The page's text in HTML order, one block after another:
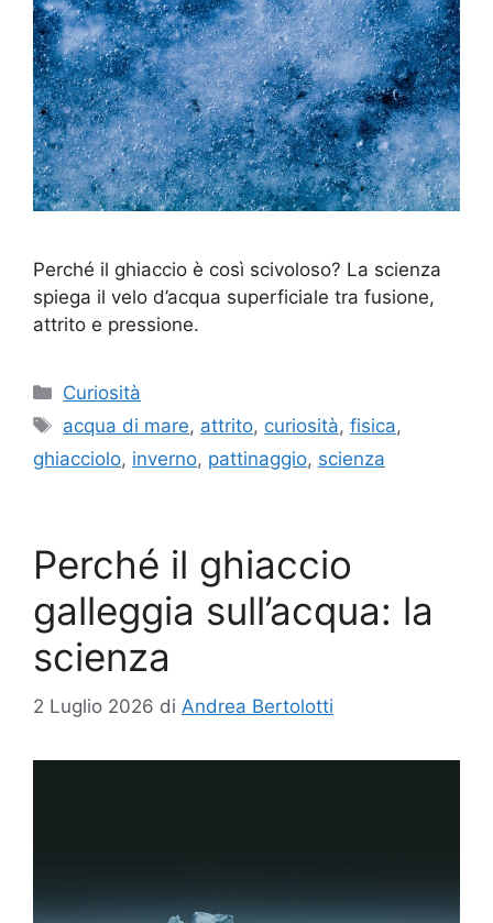
Perché il ghiaccio è così scivoloso? La scienza
spiega il velo d’acqua superficiale tra fusione,
attrito e pressione.
Categorie
Curiosità
Tag
acqua di mare, attrito, curiosità,fisica,
ghiacciolo, inverno, pattinaggio, scienza
Perché il ghiaccio
galleggia sull’acqua: la
scienza
2 Luglio 2026 di Andrea Bertolotti